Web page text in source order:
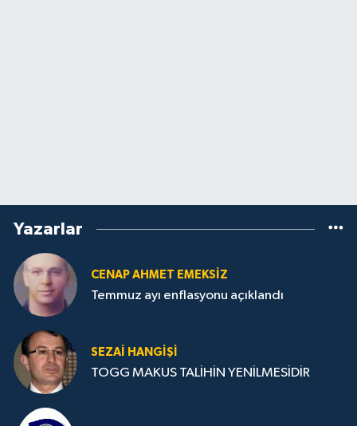
Yazarlar
CENAP AHMET EMEKSİZ
Temmuz ayı enflasyonu açıklandı
SEZAI HANGİŞİ
TOGG MAKUS TALİHİN YENİLMESİDİR